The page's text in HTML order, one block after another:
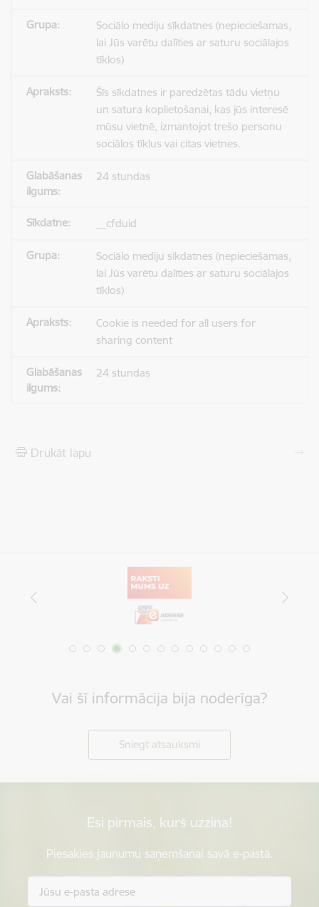
Sociālo mediju sīkdatnes (nepieciešamas,
lai Jūs varētu dalīties ar saturu sociālajos
tīklos)
Šīs sīkdatnes ir paredzētas tādu vietņu
un satura koplietošanai, kas jūs interesē
mūsu vietnē, izmantojot trešo personu
sociālos tīklus vai citas vietnes.
24 stundas
__cfduid
Sociālo mediju sīkdatnes (nepieciešamas,
lai Jūs varētu dalīties ar saturu sociālajos
tīklos)
Cookie is needed for all users for
sharing content
24 stundas
Drukāt lapu
Vai šī informācija bija noderīga?
Sniegt atsauksmi
Esi pirmais, kurš uzzina!
Piesakies jaunumu saņemšanai savā e-pastā.